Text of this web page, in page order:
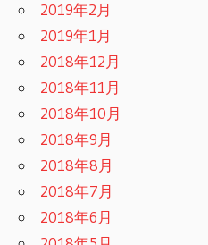
2019年2月
2019年1月
2018年12月
2018年11月
2018年10月
2018年9月
2018年8月
2018年7月
2018年6月